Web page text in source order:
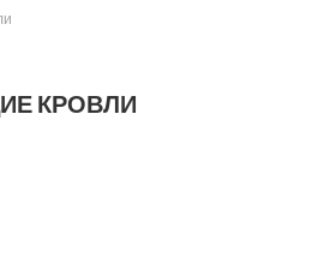
КРОВЛИ